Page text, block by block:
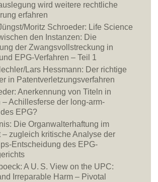
wird weitere rechtliche
erfahren
Moritz Schroeder: Life Science
den Instanzen: Die
der Zwangsvollstreckung in
EPG-Verfahren – Teil 1
Lars Hessmann: Der richtige
in Patentverletzungsverfahren
Anerkennung von Titeln in
– Achillesferse der long-arm-
EPG?
Die Organwalterhaftung im
– zugleich kritische Analyse der
Entscheidung des EPG-
A U. S. View on the UPC:
Irreparable Harm – Pivotal